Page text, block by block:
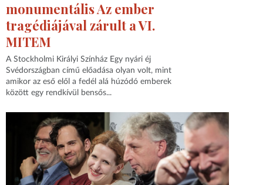
monumentális Az ember
tragédiájával zárult a VI.
MITEM
A Stockholmi Királyi Színház Egy nyári éj
Svédországban című előadása olyan volt, mint
amikor az eső elől a fedél alá húzódó emberek
között egy rendkívül bensős...